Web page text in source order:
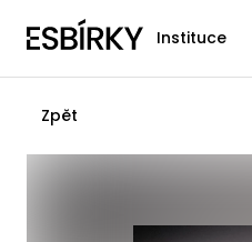
Instituce
Zpět